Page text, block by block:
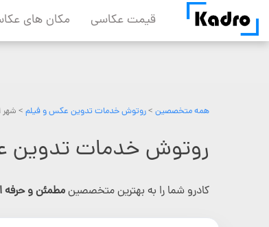
content
قیمت عکاسی مکان های
همه متخصصین >روتوش خدمات تدوین عکس و فیلم > شهر
روتوش خدمات تدوین
کادرو شما را به بهترین متخصصینمطمئن و حرفه